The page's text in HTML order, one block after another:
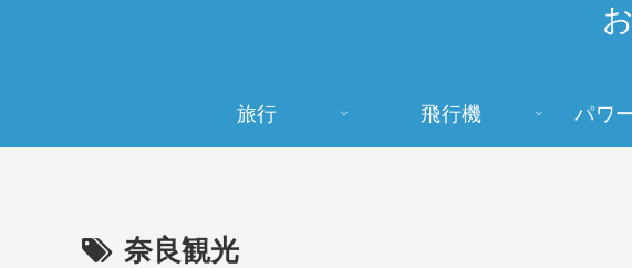
旅行 飛行機 パワ
奈良観光